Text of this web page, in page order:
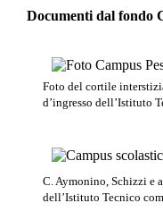
Documenti dal fondo
Foto del cortile
d’ingresso dell’Istituto
C. Aymonino, Schizzi e
dell’Istituto Tecnico